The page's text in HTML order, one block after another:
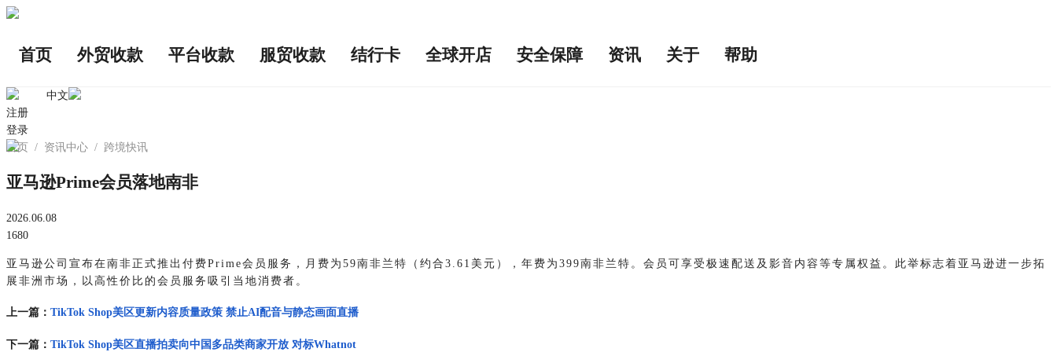
首页 外贸收款 平台收款 服贸收款 结行卡 全球开店 安全保障 资讯 关于 帮助
中文
注册
登录
首页
/ 资讯中心 / 跨境快讯
亚马逊Prime会员落地南非
2026.06.08
1680
亚马逊公司宣布在南非正式推出付费Prime会员服务，月费为59南非兰特（约合3.61美元），年费为399南非兰特。会员可享受极速配送及影音内容等专属权益。此举标志着亚马逊进一步拓
展非洲市场，以高性价比的会员服务吸引当地消费者。
上一篇： TikTok Shop美区更新内容质量政策 禁止AI配音与静态画面直播
下一篇： TikTok Shop美区直播拍卖向中国多品类商家开放 对标Whatnot